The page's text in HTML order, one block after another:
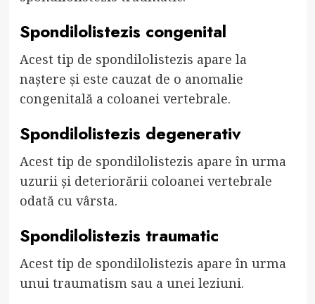
Spondilolistezis congenital
Acest tip de spondilolistezis apare la
naștere și este cauzat de o anomalie
congenitală a coloanei vertebrale.
Spondilolistezis degenerativ
Acest tip de spondilolistezis apare în urma
uzurii și deteriorării coloanei vertebrale
odată cu vârsta.
Spondilolistezis traumatic
Acest tip de spondilolistezis apare în urma
unui traumatism sau a unei leziuni.